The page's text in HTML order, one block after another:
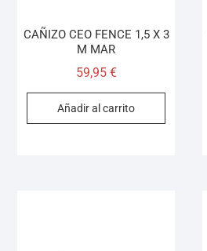
CAÑIZO CEO FENCE 1,5 X 3
M MAR
59,95 €
Añadir al carrito